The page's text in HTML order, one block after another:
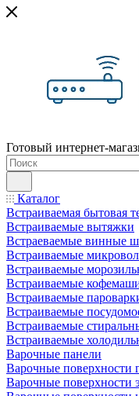
Готовый интернет-
Каталог
Встраиваемая бытовая
Встраиваемые вытяжки
Встраеваемые винные
Встраиваемые
Встраиваемые
Встраиваемые
Встраиваемые
Встраиваемые
Встраиваемые
Встраиваемые
Варочные панели
Варочные поверхности
Варочные поверхности